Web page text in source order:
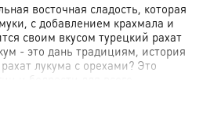
восточная сладость, которая
с добавлением крахмала и
своим вкусом турецкий рахат
- это дань традициям, история
лукума с орехами? Это
и бодрости для всего
перекус, который дарит
время! Орехи и сок фруктов и
делают эту сладость